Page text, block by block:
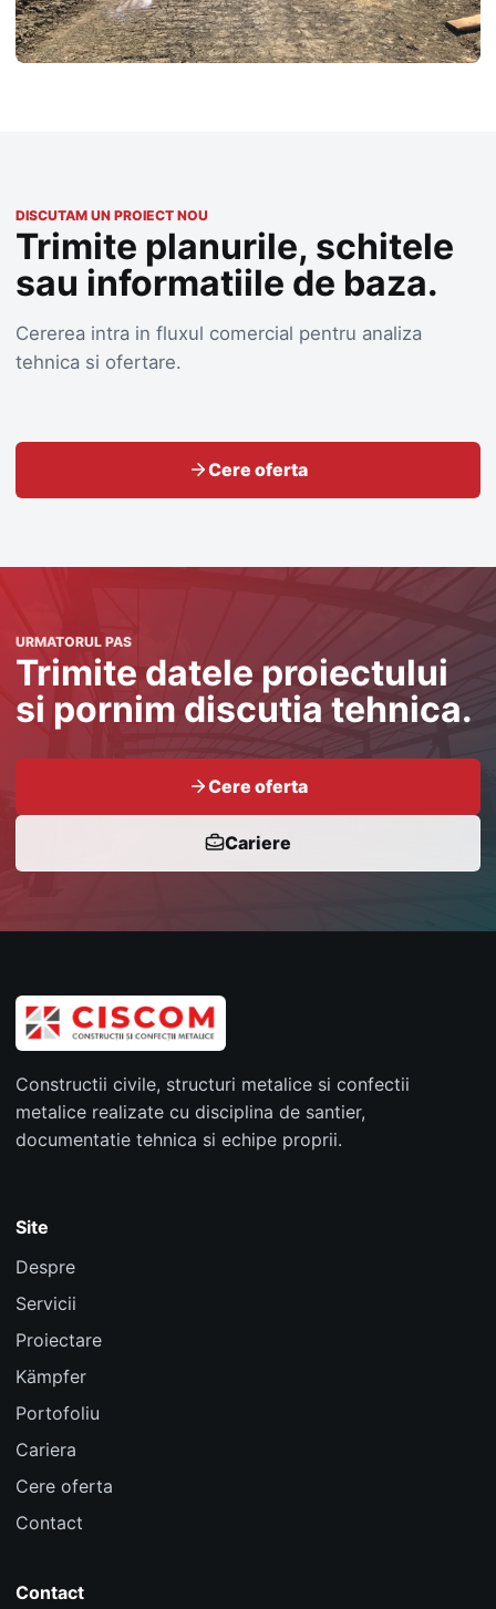
DISCUTAM UN PROIECT NOU
Trimite planurile, schitele
sau informatiile de baza.
Cererea intra in fluxul comercial pentru analiza
tehnica si ofertare.
Cere oferta
URMATORUL PAS
Trimite datele proiectului
si pornim discutia tehnica.
Cere oferta
Cariere
Constructii civile, structuri metalice si confectii
metalice realizate cu disciplina de santier,
documentatie tehnica si echipe proprii.
Site
Despre
Servicii
Proiectare
Kämpfer
Portofoliu
Cariera
Cere oferta
Contact
Contact